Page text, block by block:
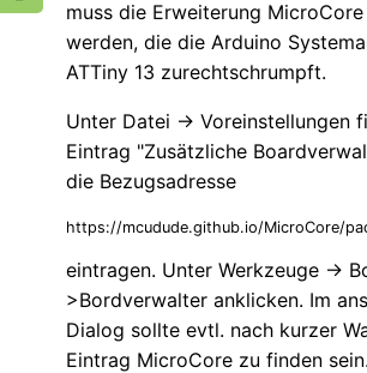
muss die Erweiterung
werden, die die Arduino
ATTiny 13 zurechtschrumpft.
Unter Datei -> Voreinstellungen
Eintrag "Zusätzliche
die Bezugsadresse
https://mcudude.github.io/MicroCore/
eintragen. Unter Werkzeuge ->
>Bordverwalter anklicken. Im
Dialog sollte evtl. nach kurzer
Eintrag MicroCore zu finden